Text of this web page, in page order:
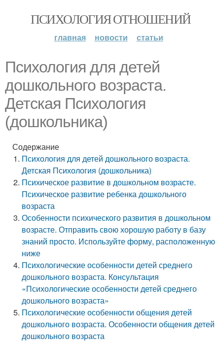
ПСИХОЛОГИЯ ОТНОШЕНИЙ
главная новости статьи
Психология для детей
дошкольного возраста.
Детская Психология
(дошкольника)
Содержание
Психология для детей дошкольного возраста.
Детская Психология (дошкольника)
Психическое развитие в дошкольном возрасте.
Психическое развитие ребенка дошкольного
возраста
Особенности психического развития в дошкольном
возрасте. Отправить свою хорошую работу в базу
знаний просто. Используйте форму, расположенную
ниже
Психологические особенности детей среднего
дошкольного возраста. Консультация
«Психологические особенности детей среднего
дошкольного возраста»
Психологические особенности общения детей
дошкольного возраста. Особенности общения детей
дошкольного возраста